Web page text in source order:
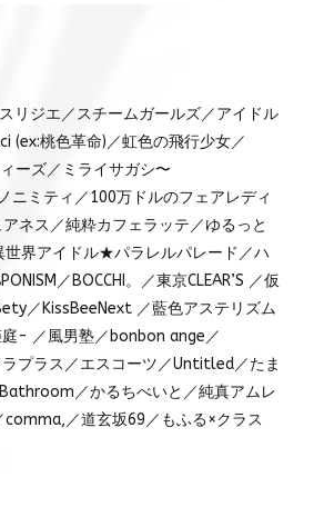
リジエ／スチームガールズ／アイドル
(ex:桃色革命)／虹色の飛行少女／
ーズ／ミライサガシ〜
ニミティ／100万ドルのフェアレディ
ネス／純粋カフェラッテ／ゆるっと
世界アイドル★パラレルパレード／ハ
／BOCCHI。／東京CLEAR’S ／仮
／KissBeeNext ／藍色アステリズム
- ／風男塾／bonbon ange／
ラプラス／エスコーツ／Untitled／たま
／かるちべいと／純真アムレ
comma,／道玄坂69／もふる×クラス